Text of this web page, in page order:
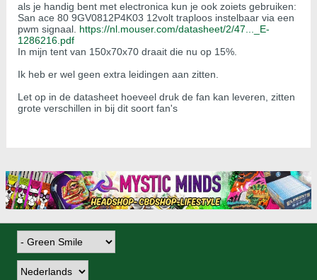
als je handig bent met electronica kun je ook zoiets gebruiken:
San ace 80 9GV0812P4K03 12volt traploos instelbaar via een
pwm signaal. https://nl.mouser.com/datasheet/2/47..._E-
1286216.pdf
In mijn tent van 150x70x70 draait die nu op 15%.
Ik heb er wel geen extra leidingen aan zitten.
Let op in de datasheet hoeveel druk de fan kan leveren, zitten
grote verschillen in bij dit soort fan's